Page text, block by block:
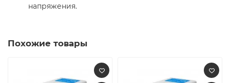
напряжения.
Похожие товары